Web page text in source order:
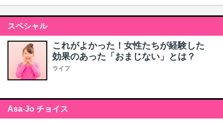
スペシャル
これがよかった！女性たちが経験した
効果のあった「おまじない」とは？
ライフ
Asa-Jo チョイス